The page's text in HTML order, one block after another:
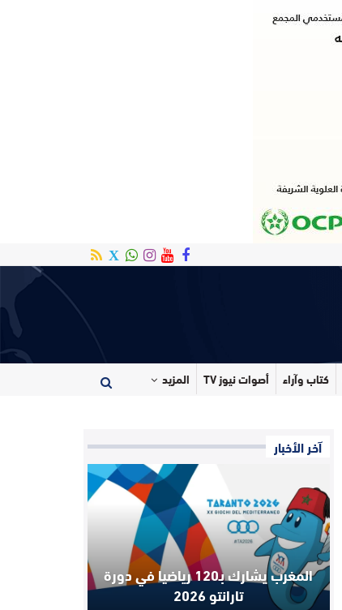
كتاب وآراء أصوات نيوز TV المزيد
آخر الأخبار
المغرب يشارك بـ120 رياضيا في دورة
تارانتو 2026